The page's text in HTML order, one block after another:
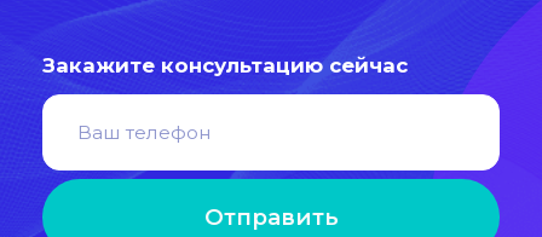
Отправить
обработку персональных данных в соответствии с
обработки персональных данных
ЛУЧШИЕ ЮРИДИЧЕСКИЕ